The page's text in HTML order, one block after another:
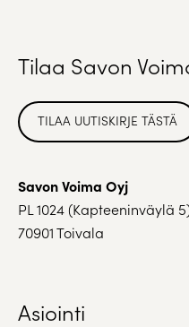
Tilaa Savon
TILAA UUTISKIRJE TÄSTÄ
Savon Voima Oyj
PL 1024 (Kapteeninväylä
70901 Toivala
Asiointi